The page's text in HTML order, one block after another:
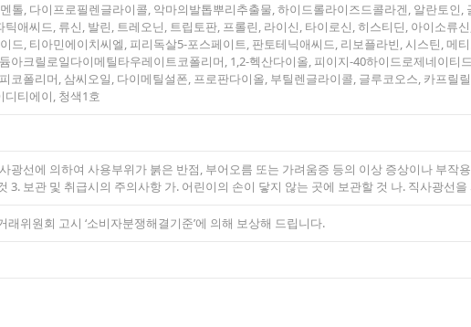
톨, 다이프로필렌글라이콜, 악마의발톱뿌리추출물, 하이드롤라이즈드콜라겐, 알란토인,
애씨드, 류신, 발린, 트레오닌, 트립토판, 프롤린, 라이신, 타이로신, 히스티딘, 아이소류
드, 티아민에이치씨엘, 피리독살5-포스페이트, 판토테닉애씨드, 리보플라빈, 시스틴, 메
아크릴로일다이메틸타우레이트코폴리머, 1,2-헥산다이올, 피이지-40하이드로제네이티
코폴리머, 삼씨오일, 다이메틸설폰, 프로판다이올, 부틸렌글라이콜, 글루코오스, 카프릴
디티에이, 청색1호
광선에 의하여 사용부위가 붉은 반점, 부어오름 또는 가려움증 등의 이상 증상이나 부작
3. 보관 및 취급시의 주의사항 가. 어린이의 손이 닿지 않는 곳에 보관할 것 나. 직사광선을
위원회 고시 ‘소비자분쟁해결기준’에 의해 보상해 드립니다.